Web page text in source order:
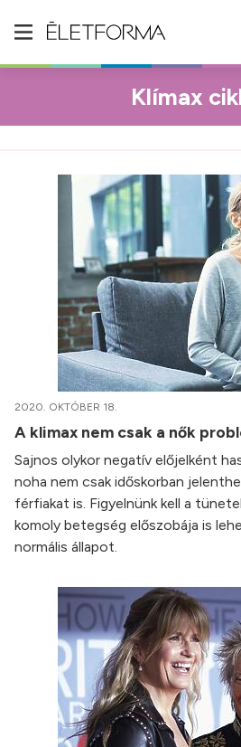
Klímax
2020. OKTÓBER 18.
A klimax nem csak a nők
Sajnos olykor negatív előjelként
noha nem csak időskorban
férfiakat is. Figyelnünk kell a
komoly betegség előszobája is
normális állapot.